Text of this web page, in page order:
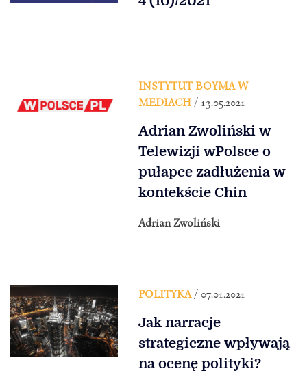
INSTYTUT BOYMA W
MEDIACH/ 13.05.2021
Adrian Zwoliński w
Telewizji wPolsce o
pułapce zadłużenia w
kontekście Chin
Adrian Zwoliński
POLITYKA/ 07.01.2021
Jak narracje
strategiczne wpływają
na ocenę polityki?